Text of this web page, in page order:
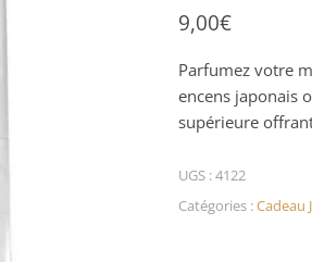
9,00€
Parfumez votre
encens japonais
supérieure
UGS :4122
Catégories :Cadeau